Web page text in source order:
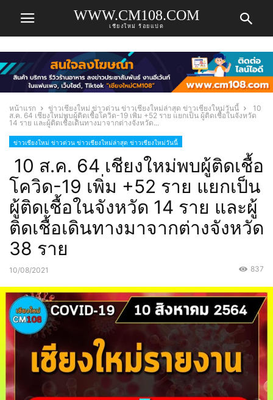
WWW.CM108.COM
เชียงใหม่ ร้อยแปด
หน้าแรก ข่าวเชียงใหม่ ข่าวด่วน ข่าวเชียงใหม่ล่าสุด ข่าวเชียงใหม่วันนี้
10
ส.ค. 64 เชียงใหม่พบผู้ติดเชื้อโควิด-19 เพิ่ม +52 ราย แยกเป็น ผู้ติดเชื้อในจังหวัด
14 ราย และผู้ติดเชื้อเดินทางมาจากต่างจังหวัด...
ข่าวเชียงใหม่ ข่าวด่วน ข่าวเชียงใหม่ล่าสุด ข่าวเชียงใหม่วันนี้
10 ส.ค. 64 เชียงใหม่พบผู้ติดเชื้อ
โควิด-19 เพิ่ม +52 ราย แยกเป็น
ผู้ติดเชื้อในจังหวัด 14 ราย และผู้
ติดเชื้อเดินทางมาจากต่างจังหวัด
38 ราย
10/08/2021 837